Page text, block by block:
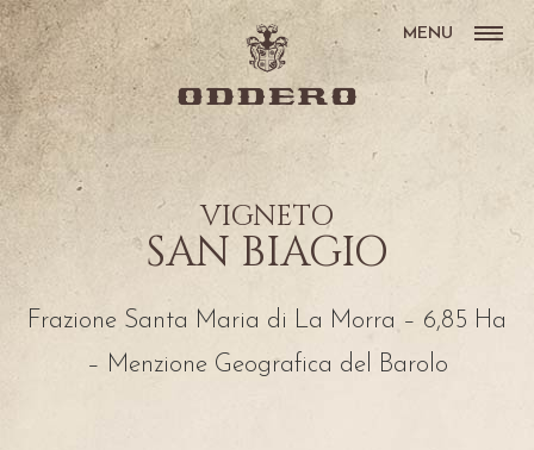
MENU
VIGNETO
SAN BIAGIO
Frazione Santa Maria di La Morra – 6,85 Ha
– Menzione Geografica del Barolo